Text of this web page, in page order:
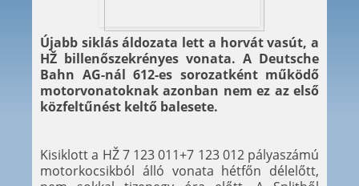
Újabb siklás áldozata lett a horvát vasút, a
HŽ billenőszekrényes vonata. A Deutsche
Bahn AG-nál 612-es sorozatként működő
motorvonatoknak azonban nem ez az első
közfeltűnést keltő balesete.
Kisiklott a HŽ 7 123 011+7 123 012 pályaszámú
motorkocsikból álló vonata hétfőn délelőtt,